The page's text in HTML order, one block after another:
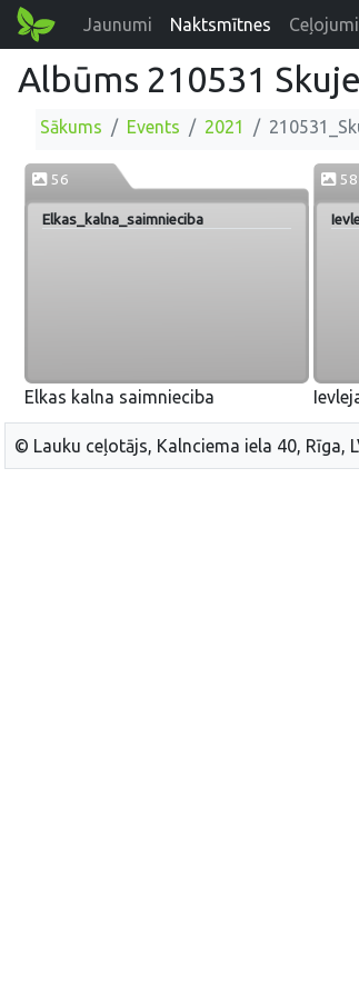
Jaunumi Naktsmītnes Ceļojumi
Albūms 210531
Sākums Events 2021
56
Elkas_kalna_saimnieciba
Elkas kalna saimnieciba
58
© Lauku ceļotājs, Kalnciema iela 40, Rīga,